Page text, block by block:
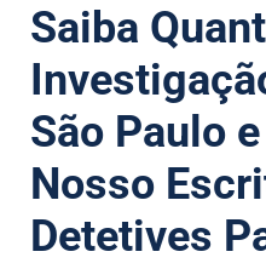
Saiba
São Paulo
Nosso
Detetives